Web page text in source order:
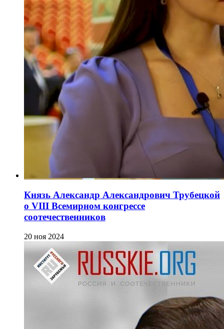
Князь Александр Александрович Трубецкой
о VIII Всемирном конгрессе
соотечественников
20 ноя 2024